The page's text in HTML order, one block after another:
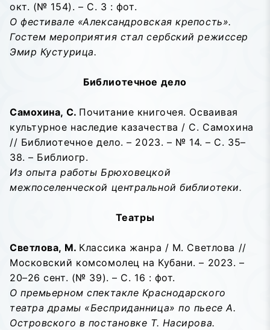
окт. (№ 154). – С. 3 : фот.
О фестивале «Александровская крепость».
Гостем мероприятия стал сербский режиссер
Эмир Кустурица.
Библиотечное дело
Самохина, С. Почитание книгочея. Осваивая
культурное наследие казачества / С. Самохина
// Библиотечное дело. – 2023. – № 14. – С. 35–
38. – Библиогр.
Из опыта работы Брюховецкой
межпоселенческой центральной библиотеки.
Театры
Светлова, М. Классика жанра / М. Светлова //
Московский комсомолец на Кубани. – 2023. –
20–26 сент. (№ 39). – С. 16 : фот.
О премьерном спектакле Краснодарского
театра драмы «Бесприданница» по пьесе А.
Островского в постановке Т. Насирова.